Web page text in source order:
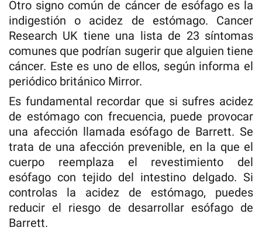
Otro signo común de cáncer de esófago es la
indigestión o acidez de estómago. Cancer
Research UK tiene una lista de 23 síntomas
comunes que podrían sugerir que alguien tiene
cáncer. Este es uno de ellos, según informa el
periódico británico Mirror.
Es fundamental recordar que si sufres acidez
de estómago con frecuencia, puede provocar
una afección llamada esófago de Barrett. Se
trata de una afección prevenible, en la que el
cuerpo reemplaza el revestimiento del
esófago con tejido del intestino delgado. Si
controlas la acidez de estómago, puedes
reducir el riesgo de desarrollar esófago de
Barrett.